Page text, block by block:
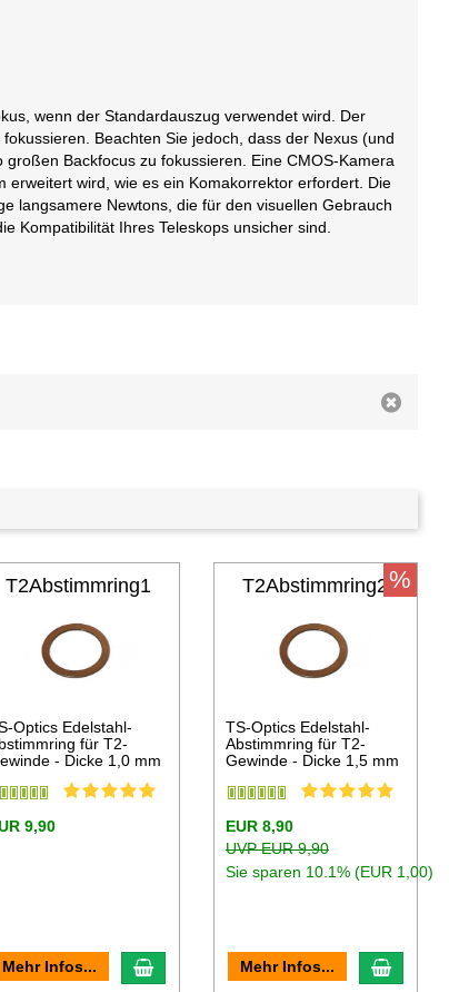
wenn der Standardauszug verwendet wird. Der
Beachten Sie jedoch, dass der Nexus (und
Backfocus zu fokussieren. Eine CMOS-Kamera
erweitert wird, wie es ein Komakorrektor erfordert. Die
langsamere Newtons, die für den visuellen Gebrauch
Kompatibilität Ihres Teleskops unsicher sind.
T2Abstimmring1
Optics Edelstahl-
für T2-
- Dicke 1,0 mm
9,90
Mehr Infos... In den Warenkorb
T2Abstimmring2
TS-Optics Edelstahl-
Abstimmring für T2-
Gewinde - Dicke 1,5 mm
EUR 8,90
UVP EUR 9,90
Sie sparen 10.1% (EUR 1,00)
Mehr Infos... In den
%